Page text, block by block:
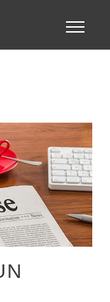
Toggle